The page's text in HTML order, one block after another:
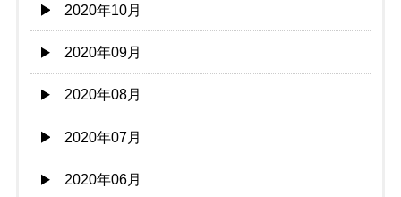
2020年10月
2020年09月
2020年08月
2020年07月
2020年06月